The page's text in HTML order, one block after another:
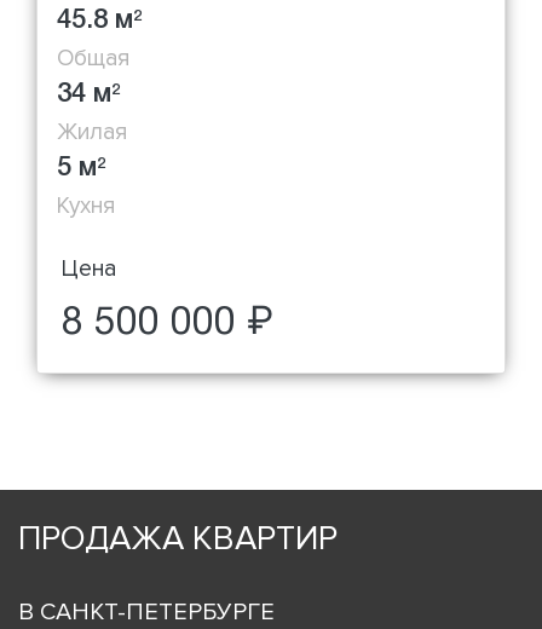
45.8 м2
Общая
34 м2
Жилая
5 м2
Кухня
Цена
8 500 000 ₽
ПРОДАЖА КВАРТИР
В САНКТ-ПЕТЕРБУРГЕ